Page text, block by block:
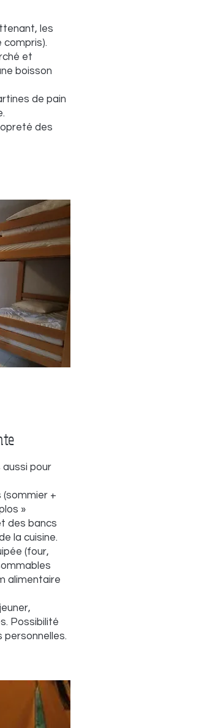
les
et
boisson
de pain
des
aussi pour
+
»
des bancs
la cuisine.
(four,
alimentaire
Possibilité
personnelles.